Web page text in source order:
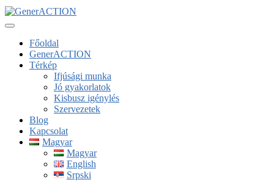
Főoldal
GenerACTION
Térkép
Ifjúsági munka
Jó gyakorlatok
Kisbusz igénylés
Szervezetek
Blog
Kapcsolat
Magyar
Magyar
English
Srpski